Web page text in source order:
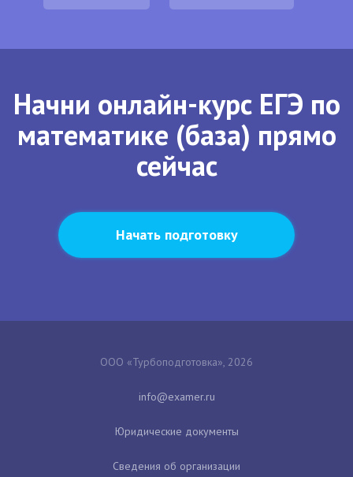
Начни онлайн-курс ЕГЭ по
математике (база) прямо
сейчас
Начать подготовку
ООО «Турбоподготовка», 2026
Юридические документы
Сведения об организации